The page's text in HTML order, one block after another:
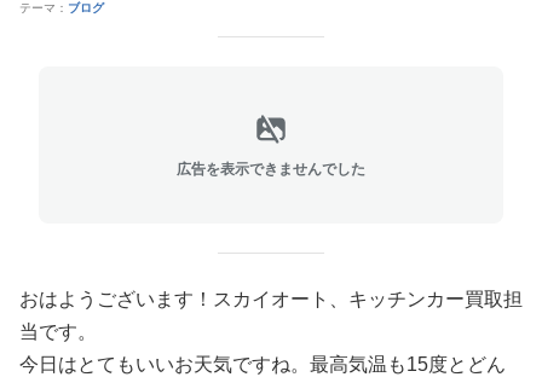
テーマ： ブログ
広告を表示できませんでした
おはようございます！スカイオート、キッチンカー買取担
当です。
今日はとてもいいお天気ですね。最高気温も15度とどん